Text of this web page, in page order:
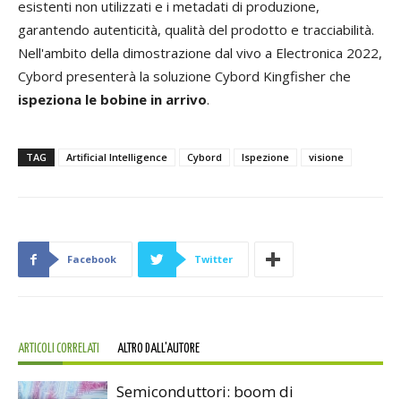
esistenti non utilizzati e i metadati di produzione,
garantendo autenticità, qualità del prodotto e tracciabilità.
Nell'ambito della dimostrazione dal vivo a Electronica 2022,
Cybord presenterà la soluzione Cybord Kingfisher che
ispeziona le bobine in arrivo.
TAG Artificial Intelligence Cybord Ispezione visione
Facebook Twitter
ARTICOLI CORRELATI ALTRO DALL'AUTORE
Semiconduttori: boom di